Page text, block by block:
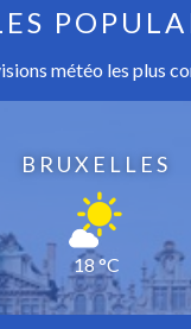
météo les plus
BRUXELLES
18 °C